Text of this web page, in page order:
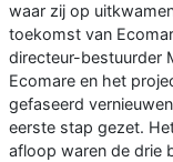
waar zij op
toekomst van
directeur-bestuurder
Ecomare en het
gefaseerd
eerste stap gezet.
afloop waren de drie